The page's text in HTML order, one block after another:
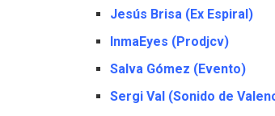
Jesús Brisa (Ex Espiral)
InmaEyes (Prodjcv)
Salva Gómez (Evento)
Sergi Val (Sonido de